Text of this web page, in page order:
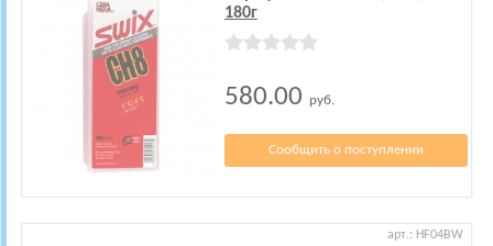
180г
580.00 руб.
Сообщить о поступлении
арт.: HF04BW